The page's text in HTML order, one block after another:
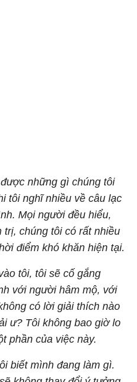
những gì chúng tôi
tôi nghĩ nhiều về câu lạc
Mọi người đều hiểu,
trị, chúng tôi có rất nhiều
điểm khó khăn hiện tại.
tôi, tôi sẽ cố gắng
với người hâm mộ, với
có lời giải thích nào
ư? Tôi không bao giờ lo
phần của việc này.
biết mình đang làm gì.